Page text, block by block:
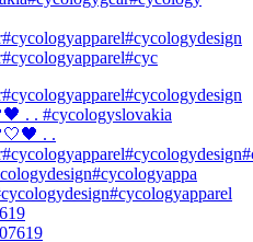
. . #cycologyslovakia